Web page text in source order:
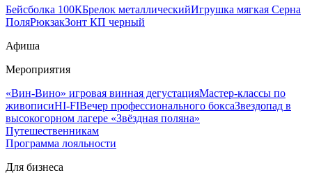
Бейсболка 100КБрелок металлическийИгрушка мягкая Серна
ПоляРюкзакЗонт КП черный
Афиша
Мероприятия
«Вин-Вино» игровая винная дегустацияМастер-классы по
живописиHI-FIВечер профессионального боксаЗвездопад в
высокогорном лагере «Звёздная поляна»
Путешественникам
Программа лояльности
Для бизнеса